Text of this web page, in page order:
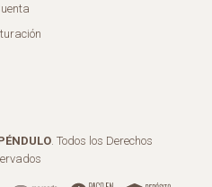
. Todos los Derechos